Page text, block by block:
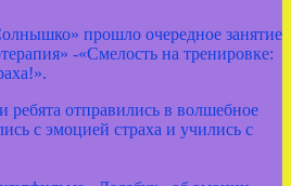
прошло очередное занятие
-«Смелость на тренировке:
ребята отправились в волшебное
с эмоцией страха и учились с